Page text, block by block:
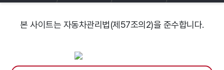
본 사이트는 자동차관리법(제57조의2)을 준수합니다.